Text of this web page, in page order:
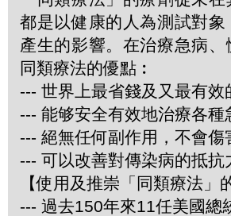
都是以健康的人為測試對
產生的影響。在治療急病
同類療法的優點︰
--- 世界上最省錢及又最有效
--- 能够安全有效地治療各
--- 絕無任何副作用，不會傷
--- 可以改善對傳染病的抵抗
【使用及推崇「同類療法」
--- 過去150年來11任美國總